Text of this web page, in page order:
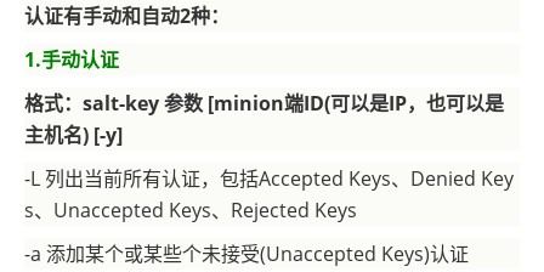
认证有手动和自动2种：
1.手动认证
格式：salt-key 参数 [minion端ID(可以是IP，也可以是
主机名) [-y]
-L 列出当前所有认证，包括Accepted Keys、Denied Key
s、Unaccepted Keys、Rejected Keys
-a 添加某个或某些个未接受(Unaccepted Keys)认证